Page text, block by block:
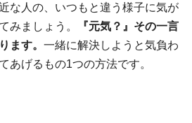
な人の、いつもと違う様子に気が
みましょう。
『元気？』その一言
ます。 一緒に解決しようと気負わ
あげるもの1つの方法です。